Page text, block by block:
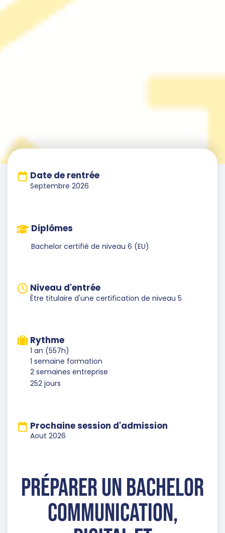
Date de rentrée
Septembre 2026
Diplômes
Bachelor certifié de niveau 6 (EU)
Niveau d'entrée
Être titulaire d'une certification de niveau 5
Rythme
1 an (557h)
1 semaine formation
2 semaines entreprise
252 jours
Prochaine session d'admission
Aout 2026
Préparer un Bachelor
Communication,